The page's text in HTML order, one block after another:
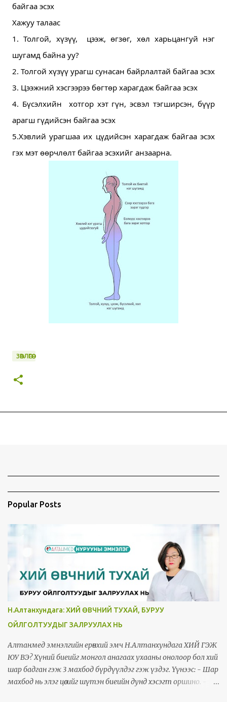
байгаа эсэх
Хажуу талаас
1. Толгой, хүзүү,  цээж, өгзөг, хөл харьцангуй нэг
шугамд байна уу?
2. Толгой хүзүү урагш сунасан байрлалтай байгаа эсэх
3. Цээжний хэсгээрээ бөгтөр харагдаж байгаа эсэх
4. Бүсэлхийн  хотгор хэт гүн, эсвэл тэгширсэн, бүүр
арагш гүдийсэн байгаа эсэх
5.Хэвлий урагшаа их цүдийсэн харагдаж байгаа эсэх
гэх мэт өөрчлөлт байгаа эсэхийг анзаарна.
ЗӨВЛӨГӨӨ
Popular Posts
Н.Алтанхундага: ХИЙ ӨВЧНИЙ ТУХАЙ, БУРУУ
ОЙЛГОЛТУУДЫГ ЗАЛРУУЛАХ НЬ
Алтанмед эмнэлгийн ерөнхий эмч Н.Алтанхундага ХИЙ ГЭЖ
ЮУ ВЭ? Хүний биеийг монгол анагаах ухааны онолоор бол хий
шар бадган гэж 3 махбод бүрдүүлдэг гэж үздэг. Үүнээс: - Шар
махбод нь элэг цөсийг шүтэн биеийн дунд хэсэгт оршино. -